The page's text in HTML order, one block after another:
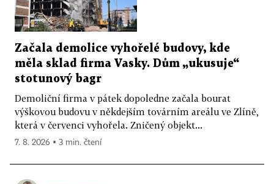
Začala demolice vyhořelé budovy, kde
měla sklad firma Vasky. Dům „ukusuje“
stotunový bagr
Demoliční firma v pátek dopoledne začala bourat
výškovou budovu v někdejším továrním areálu ve Zlíně,
která v červenci vyhořela. Zničený objekt...
7. 8. 2026 ▪ 3 min. čtení